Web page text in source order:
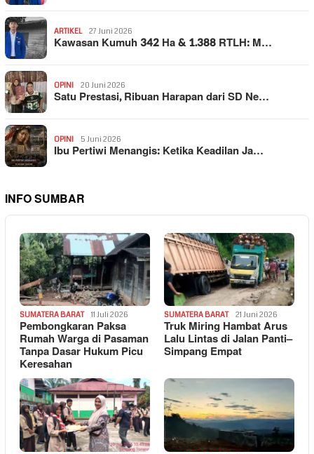
ARTIKEL 27 Juni 2026
Kawasan Kumuh 342 Ha & 1.388 RTLH: M…
OPINI 20 Juni 2026
Satu Prestasi, Ribuan Harapan dari SD Ne…
OPINI 5 Juni 2026
Ibu Pertiwi Menangis: Ketika Keadilan Ja…
INFO SUMBAR
SUMATERA BARAT 11 Juli 2026
Pembongkaran Paksa
Rumah Warga di Pasaman
Tanpa Dasar Hukum Picu
Keresahan
SUMATERA BARAT 21 Juni 2026
Truk Miring Hambat Arus
Lalu Lintas di Jalan Panti–
Simpang Empat